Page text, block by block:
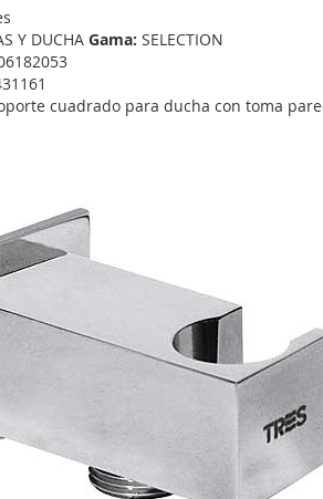
Y DUCHA Gama: SELECTION
cuadrado para ducha con toma